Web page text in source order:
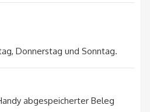
Donnerstag und Sonntag.
abgespeicherter Beleg